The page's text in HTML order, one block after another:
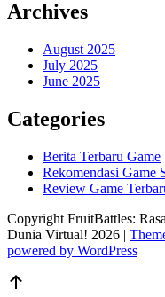
Archives
August 2025
July 2025
June 2025
Categories
Berita Terbaru Game
Rekomendasi Game
Review Game
Copyright FruitBattles:
Dunia Virtual! 2026 |
powered by WordPress